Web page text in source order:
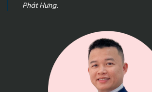
Phát Hưng.